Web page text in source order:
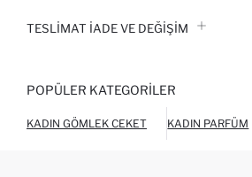
TESLIMAT İADE VE DEĞIŞIM
POPÜLER KATEGORILER
KADIN GÖMLEK CEKET KADIN PARFÜM